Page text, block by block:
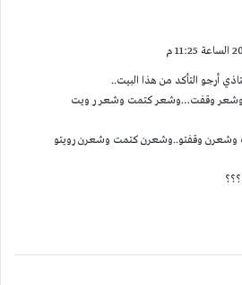
أرجو التأكد من هذا البيت..
وقفت…وشعر كتمت وشعر ر ويت
وقفتو..وشعرن كتمت وشعرن رويتو